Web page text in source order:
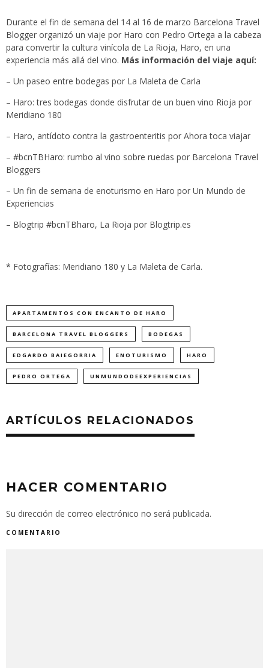
Durante el fin de semana del 14 al 16 de marzo Barcelona Travel
Blogger organizó un viaje por Haro con Pedro Ortega a la cabeza
para convertir la cultura vinícola de La Rioja, Haro, en una
experiencia más allá del vino. Más información del viaje aquí:
– Un paseo entre bodegas por La Maleta de Carla
– Haro: tres bodegas donde disfrutar de un buen vino Rioja por
Meridiano 180
– Haro, antídoto contra la gastroenteritis por Ahora toca viajar
– #bcnTBHaro: rumbo al vino sobre ruedas por Barcelona Travel
Bloggers
– Un fin de semana de enoturismo en Haro por Un Mundo de
Experiencias
– Blogtrip #bcnTBharo, La Rioja por Blogtrip.es
* Fotografías: Meridiano 180 y La Maleta de Carla.
APARTAMENTOS CON ENCANTO DE HARO
BARCELONA TRAVEL BLOGGERS BODEGAS
EDGARDO BAIEGORRIA ENOTURISMO HARO
PEDRO ORTEGA UNMUNDODEEXPERIENCIAS
ARTÍCULOS RELACIONADOS
HACER COMENTARIO
Su dirección de correo electrónico no será publicada.
COMENTARIO